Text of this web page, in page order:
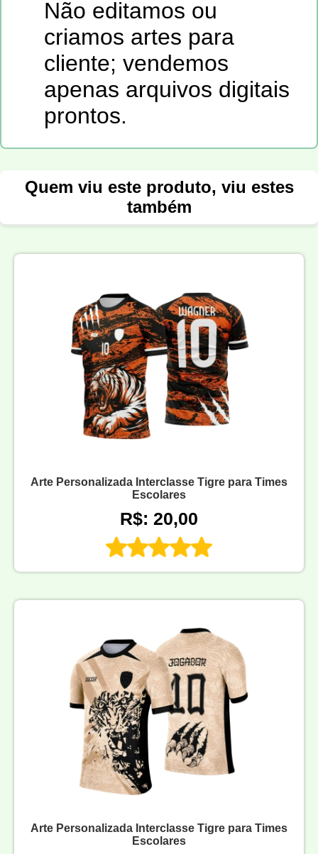
Não editamos ou
criamos artes para
cliente; vendemos
apenas arquivos digitais
prontos.
Quem viu este produto, viu estes
também
Arte Personalizada Interclasse Tigre para Times
Escolares
R$: 20,00
Arte Personalizada Interclasse Tigre para Times
Escolares